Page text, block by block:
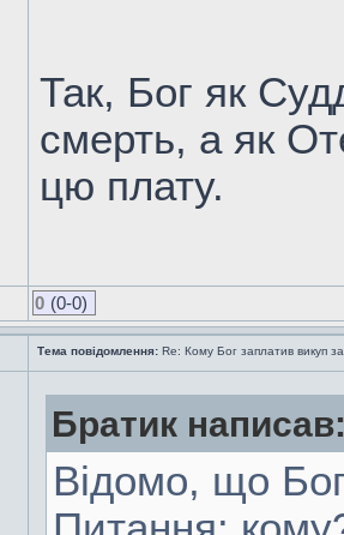
Так, Бог як
смерть, а як
цю плату.
0 (0-0)
Тема повідомлення: Re: Кому Бог заплатив викуп
Братик
Відомо, що